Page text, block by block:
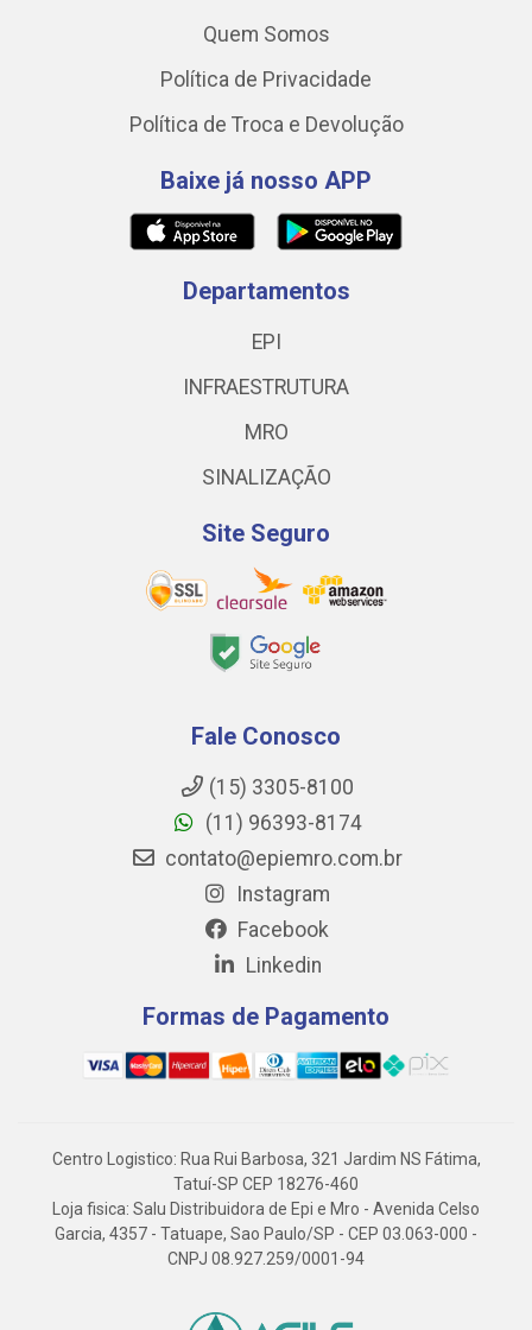
Quem Somos
Política de Privacidade
Política de Troca e Devolução
Baixe já nosso APP
Departamentos
EPI
INFRAESTRUTURA
MRO
SINALIZAÇÃO
Site Seguro
Fale Conosco
(15) 3305-8100
(11) 96393-8174
contato@epiemro.com.br
Instagram
Facebook
Linkedin
Formas de Pagamento
Centro Logistico: Rua Rui Barbosa, 321 Jardim NS Fátima,
Tatuí-SP CEP 18276-460
Loja fisica: Salu Distribuidora de Epi e Mro - Avenida Celso
Garcia, 4357 - Tatuape, Sao Paulo/SP - CEP 03.063-000 -
CNPJ 08.927.259/0001-94